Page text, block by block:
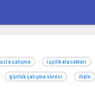
çalışma işçilik alacakları
günlük çalışma süresi ihale